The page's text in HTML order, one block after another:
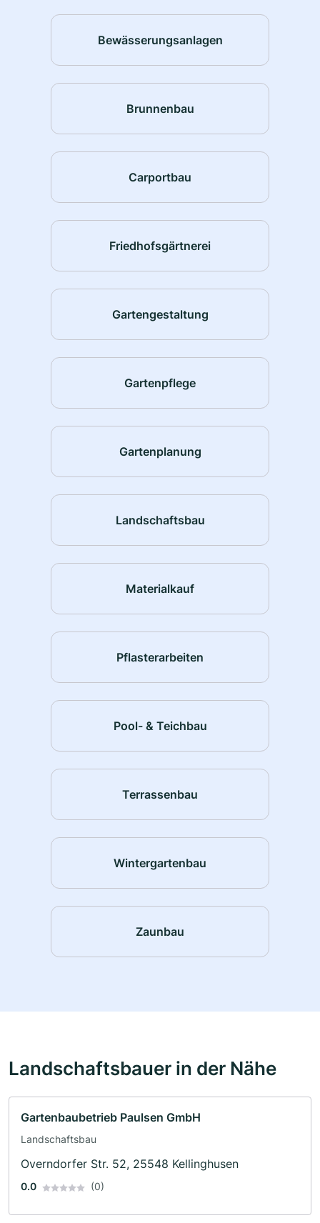
Bewässerungsanlagen
Brunnenbau
Carportbau
Friedhofsgärtnerei
Gartengestaltung
Gartenpflege
Gartenplanung
Landschaftsbau
Materialkauf
Pflasterarbeiten
Pool- & Teichbau
Terrassenbau
Wintergartenbau
Zaunbau
Landschaftsbauer in der Nähe
Gartenbaubetrieb Paulsen GmbH
Landschaftsbau
Overndorfer Str. 52, 25548 Kellinghusen
0.0 (0)